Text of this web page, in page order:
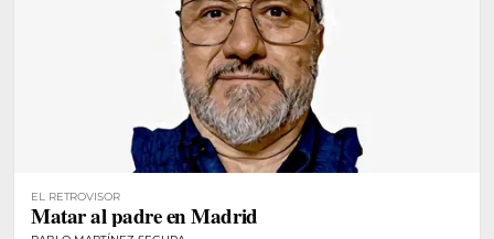
EL RETROVISOR
Matar al padre en Madrid